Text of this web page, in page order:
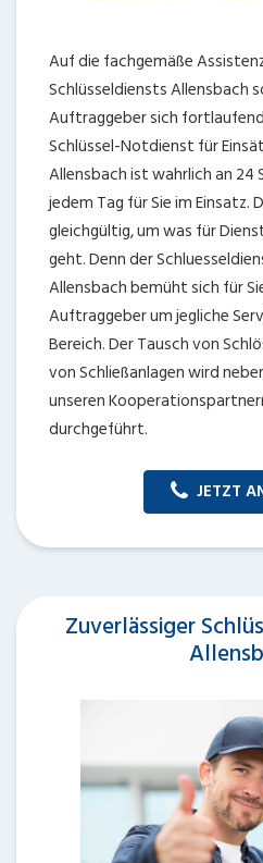
Auf die fachgemäße
Schlüsseldiensts Allensbach
Auftraggeber sich
Schlüssel-Notdienst für
Allensbach ist wahrlich an 24
jedem Tag für Sie im Einsatz.
gleichgültig, um was für
geht. Denn der
Allensbach bemüht sich für
Auftraggeber um jegliche
Bereich. Der Tausch von
von Schließanlagen wird
unseren
durchgeführt.
JETZT
Zuverlässiger